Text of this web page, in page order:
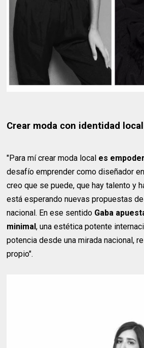
Crear moda con identidad
"Para mí crear moda local es
desafío emprender como diseñador
creo que se puede, que hay talento y
está esperando nuevas propuestas
nacional. En ese sentido Gaba
minimal, una estética potente
potencia desde una mirada nacional,
propio".